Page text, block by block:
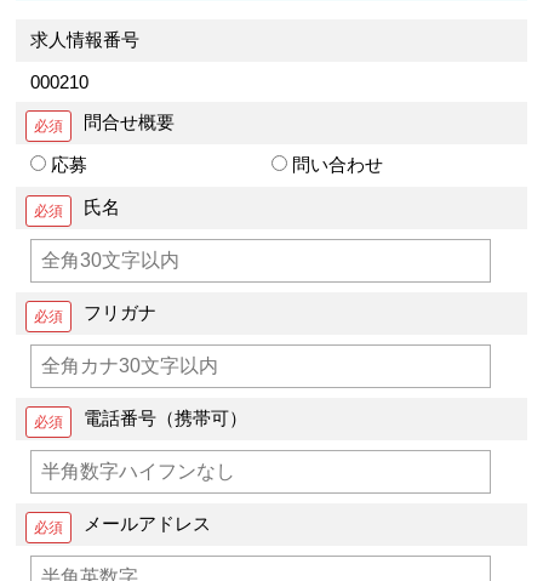
求人情報番号
000210
問合せ概要
応募 問い合わせ
氏名
フリガナ
電話番号（携帯可）
メールアドレス